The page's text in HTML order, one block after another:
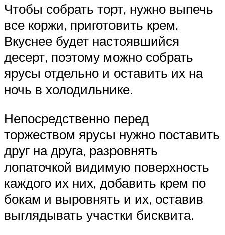
Чтобы собрать торт, нужно выпечь
все коржи, приготовить крем.
Вкуснее будет настоявшийся
десерт, поэтому можно собрать
ярусы отдельно и оставить их на
ночь в холодильнике.
Непосредственно перед
торжеством ярусы нужно поставить
друг на друга, разровнять
лопаточкой видимую поверхность
каждого их них, добавить крем по
бокам и выровнять и их, оставив
выглядывать участки бисквита.